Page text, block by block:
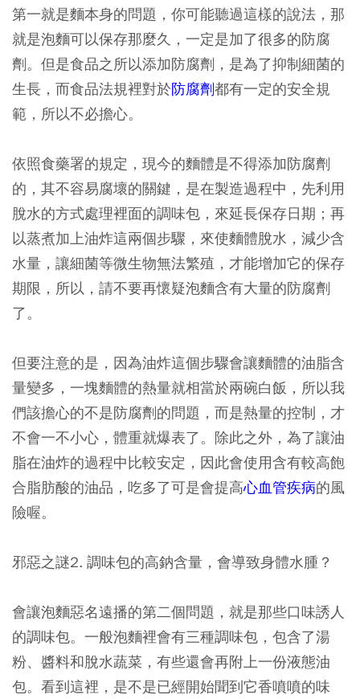
第一就是麵本身的問題，你可能聽過這樣的說法，那
就是泡麵可以保存那麼久，一定是加了很多的防腐
劑。但是食品之所以添加防腐劑，是為了抑制細菌的
生長，而食品法規裡對於防腐劑都有一定的安全規
範，所以不必擔心。
依照食藥署的規定，現今的麵體是不得添加防腐劑
的，其不容易腐壞的關鍵，是在製造過程中，先利用
脫水的方式處理裡面的調味包，來延長保存日期；再
以蒸煮加上油炸這兩個步驟，來使麵體脫水，減少含
水量，讓細菌等微生物無法繁殖，才能增加它的保存
期限，所以，請不要再懷疑泡麵含有大量的防腐劑
了。
但要注意的是，因為油炸這個步驟會讓麵體的油脂含
量變多，一塊麵體的熱量就相當於兩碗白飯，所以我
們該擔心的不是防腐劑的問題，而是熱量的控制，才
不會一不小心，體重就爆表了。除此之外，為了讓油
脂在油炸的過程中比較安定，因此會使用含有較高飽
合脂肪酸的油品，吃多了可是會提高心血管疾病的風
險喔。
邪惡之謎2. 調味包的高鈉含量，會導致身體水腫？
會讓泡麵惡名遠播的第二個問題，就是那些口味誘人
的調味包。一般泡麵裡會有三種調味包，包含了湯
粉、醬料和脫水蔬菜，有些還會再附上一份液態油
包。看到這裡，是不是已經開始聞到它香噴噴的味